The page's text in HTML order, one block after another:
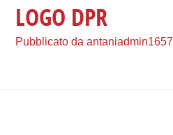
LOGO DPR
Pubblicato da antaniadmin1657